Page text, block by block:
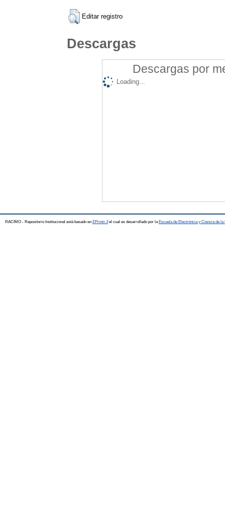
Editar registro
Descargas
Descargas por
Loading...
RACIMO - Repositorio Institucional está basado en EPrints 3el cual es desarrollado por la Escuela de Electrónica y Ciencia de la